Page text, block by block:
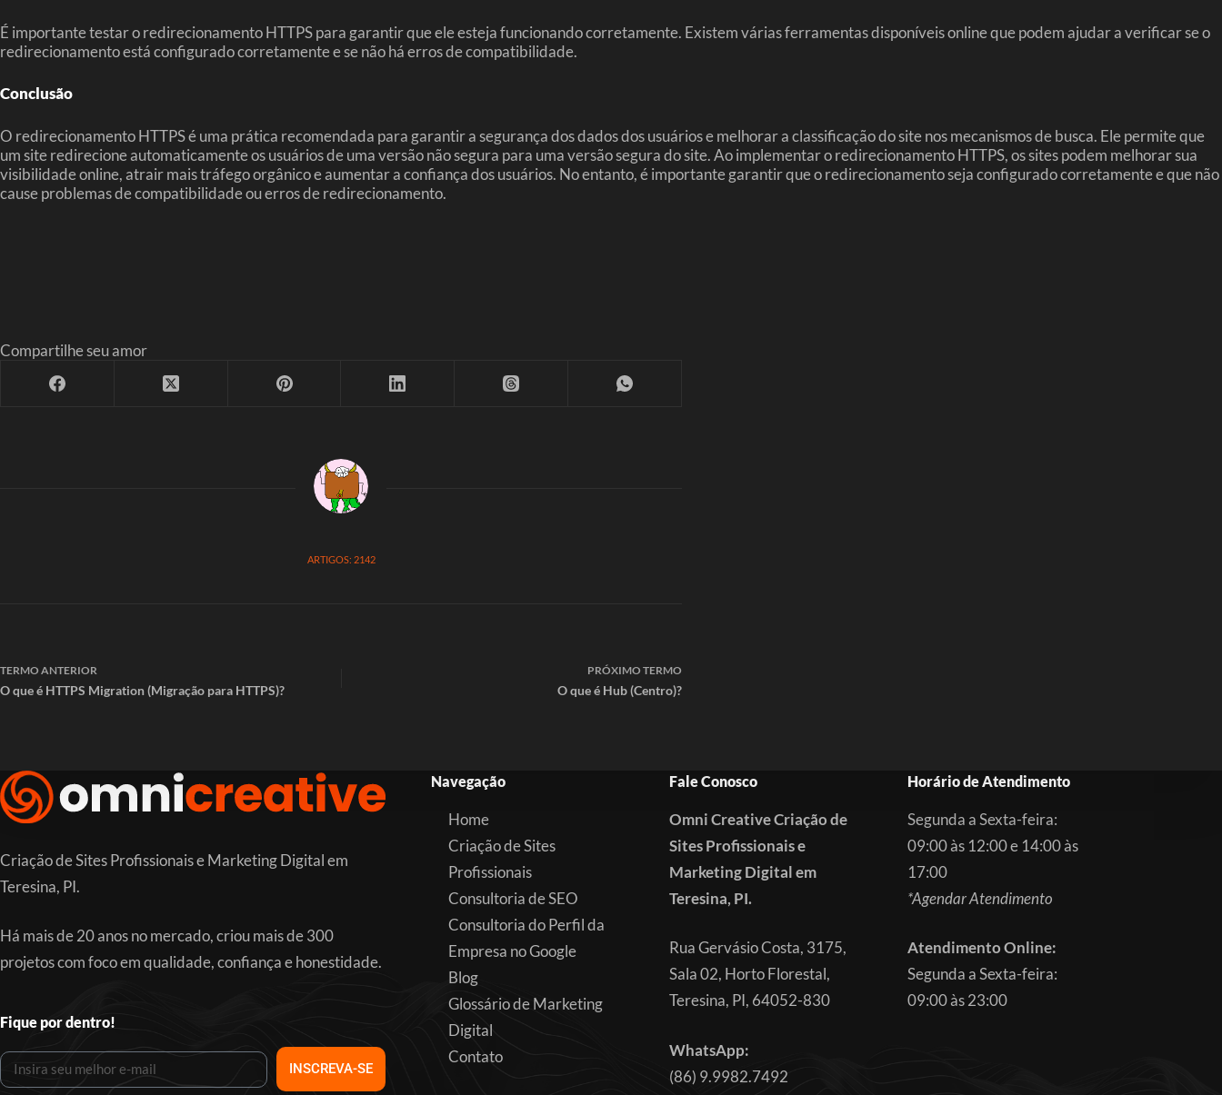
É importante testar o redirecionamento HTTPS para garantir que ele esteja funcionando corretamente. Existem várias ferramentas disponíveis online que podem ajudar a verificar se o
redirecionamento está configurado corretamente e se não há erros de compatibilidade.
Conclusão
O redirecionamento HTTPS é uma prática recomendada para garantir a segurança dos dados dos usuários e melhorar a classificação do site nos mecanismos de busca. Ele permite que
um site redirecione automaticamente os usuários de uma versão não segura para uma versão segura do site. Ao implementar o redirecionamento HTTPS, os sites podem melhorar sua
visibilidade online, atrair mais tráfego orgânico e aumentar a confiança dos usuários. No entanto, é importante garantir que o redirecionamento seja configurado corretamente e que não
cause problemas de compatibilidade ou erros de redirecionamento.
Compartilhe seu amor
ARTIGOS: 2142
TERMO ANTERIOR
O que é HTTPS Migration (Migração para HTTPS)?
PRÓXIMO TERMO
O que é Hub (Centro)?
Criação de Sites Profissionais e Marketing Digital em
Teresina, PI.
Há mais de 20 anos no mercado, criou mais de 300
projetos com foco em qualidade, confiança e honestidade.
Fique por dentro!
INSCREVA-SE
Navegação
Home
Criação de Sites
Profissionais
Consultoria de SEO
Consultoria do Perfil da
Empresa no Google
Blog
Glossário de Marketing
Digital
Contato
Fale Conosco
Omni Creative Criação de
Sites Profissionais e
Marketing Digital em
Teresina, PI.
Rua Gervásio Costa, 3175,
Sala 02, Horto Florestal,
Teresina, PI, 64052-830
WhatsApp:
(86) 9.9982.7492
Horário de Atendimento
Segunda a Sexta-feira:
09:00 às 12:00 e 14:00 às
17:00
*Agendar Atendimento
Atendimento Online:
Segunda a Sexta-feira:
09:00 às 23:00